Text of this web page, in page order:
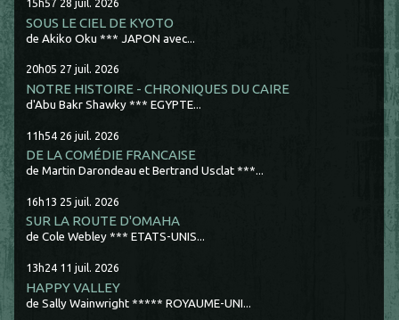
15h57 28 juil. 2026
SOUS LE CIEL DE KYOTO
de Akiko Oku *** JAPON avec...
20h05 27 juil. 2026
NOTRE HISTOIRE - CHRONIQUES DU CAIRE
d'Abu Bakr Shawky *** EGYPTE...
11h54 26 juil. 2026
DE LA COMÉDIE FRANCAISE
de Martin Darondeau et Bertrand Usclat ***...
16h13 25 juil. 2026
SUR LA ROUTE D'OMAHA
de Cole Webley *** ETATS-UNIS...
13h24 11 juil. 2026
HAPPY VALLEY
de Sally Wainwright ***** ROYAUME-UNI...